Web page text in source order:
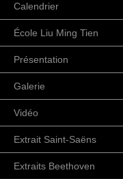
Calendrier
École Liu Ming Tien
Présentation
Galerie
Vidéo
Extrait Saint-Saëns
Extraits Beethoven